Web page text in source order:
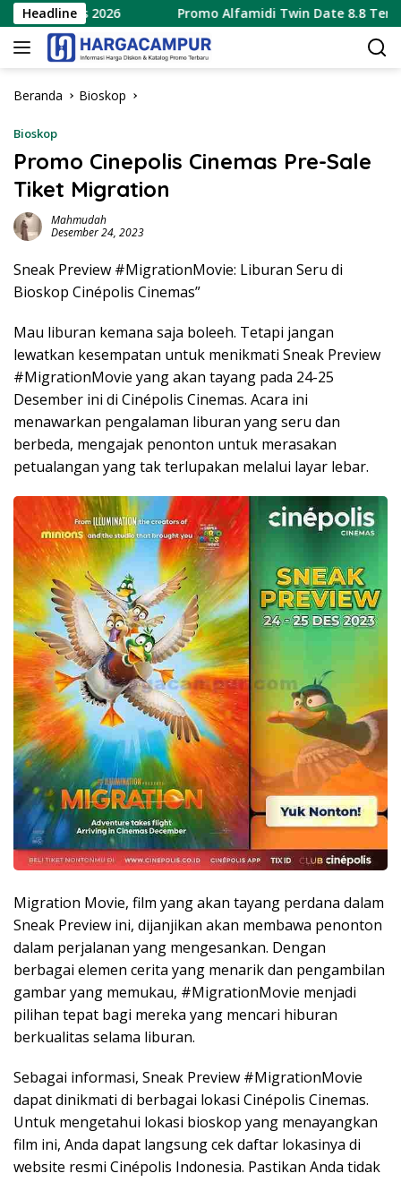
Langsung
ke
konten
Headline
2026 Promo Alfamidi Twin Date 8.8 Terbaru 8
Beranda Bioskop
Bioskop
Promo Cinepolis Cinemas Pre-Sale
Tiket Migration
Mahmudah
Desember 24, 2023
Sneak Preview #MigrationMovie: Liburan Seru di
Bioskop Cinépolis Cinemas”
Mau liburan kemana saja boleeh. Tetapi jangan
lewatkan kesempatan untuk menikmati Sneak Preview
#MigrationMovie yang akan tayang pada 24-25
Desember ini di Cinépolis Cinemas. Acara ini
menawarkan pengalaman liburan yang seru dan
berbeda, mengajak penonton untuk merasakan
petualangan yang tak terlupakan melalui layar lebar.
Migration Movie, film yang akan tayang perdana dalam
Sneak Preview ini, dijanjikan akan membawa penonton
dalam perjalanan yang mengesankan. Dengan
berbagai elemen cerita yang menarik dan pengambilan
gambar yang memukau, #MigrationMovie menjadi
pilihan tepat bagi mereka yang mencari hiburan
berkualitas selama liburan.
Sebagai informasi, Sneak Preview #MigrationMovie
dapat dinikmati di berbagai lokasi Cinépolis Cinemas.
Untuk mengetahui lokasi bioskop yang menayangkan
film ini, Anda dapat langsung cek daftar lokasinya di
website resmi Cinépolis Indonesia. Pastikan Anda tidak